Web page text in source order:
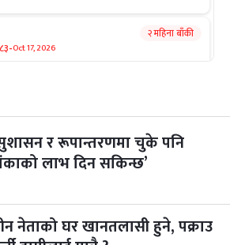
-Oct 17, 2026
२ महिना बाँकी
-Oct 20, 2026
२ महिना बाँकी
Oct 21, 2026
र रूपान्तरणमा चुके पनि
लाभ दिन सकिन्छ’
नेताको घर खानतलासी हुने, पक्राउ